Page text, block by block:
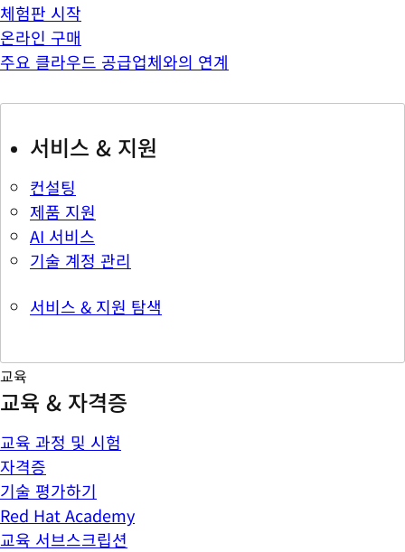
체험판 시작
온라인 구매
주요 클라우드 공급업체와의 연계
서비스 & 지원
컨설팅
제품 지원
AI 서비스
기술 계정 관리
서비스 & 지원 탐색
교육
교육 & 자격증
교육 과정 및 시험
자격증
기술 평가하기
Red Hat Academy
교육 서브스크립션